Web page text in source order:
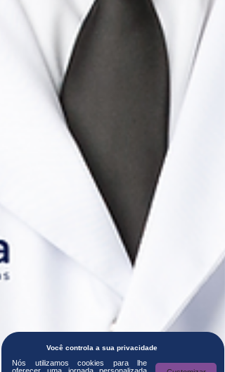
Você controla a sua privacidade
Nós utilizamos cookies para lhe